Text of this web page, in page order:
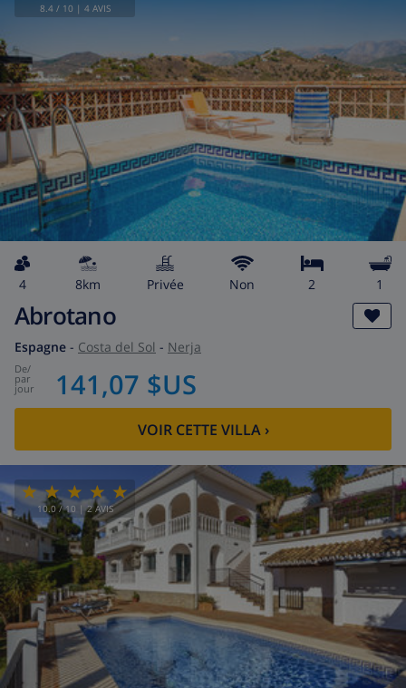
8.4 / 10 | 4 AVIS
4 8km privée Non 2 1
Abrotano
Espagne - Costa del Sol - Nerja
de/
par
jour 141,07 $US
VOIR CETTE VILLA›
10.0/ 10 |2 AVIS